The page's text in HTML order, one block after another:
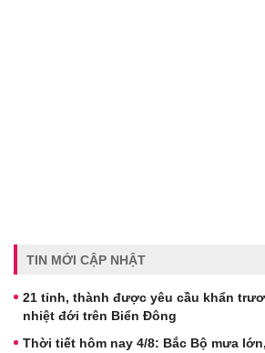
TIN MỚI CẬP NHẬT
21 tỉnh, thành được yêu cầu khẩn
nhiệt đới trên Biển Đông
Thời tiết hôm nay 4/8: Bắc Bộ mưa